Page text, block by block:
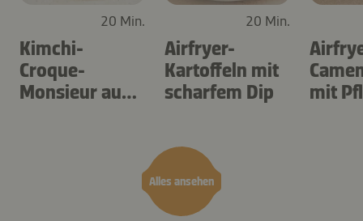
Alles ansehen
20 Min.
Kimchi-
Croque-
Monsieur aus
20 Min.
Airfryer-
Kartoffeln mit
scharfem Dip
mit